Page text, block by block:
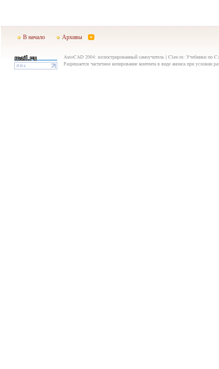
В начало Архивы
AutoCAD 2004: иллюстрированный самоучитель | Claw.ru: Учебники по
Разрешается частичное копирование контента в виде анонса при условии